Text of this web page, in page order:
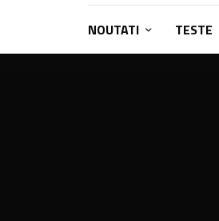
NOUTATI TESTE